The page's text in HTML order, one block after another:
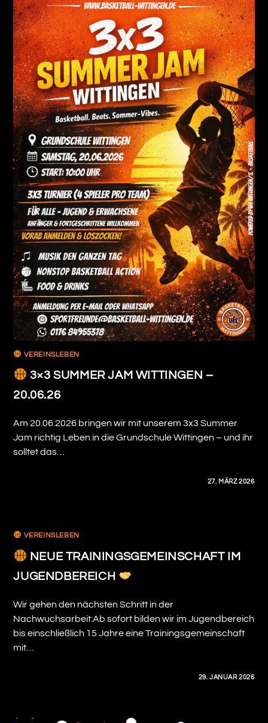
VEREINSLEBEN
3×3 SUMMER JAM WITTINGEN –
20.06.26
Am 20.06.2026 bringen wir mit unserem 3x3 Summer
Jam richtig Leben in die Grundschule Wittingen – und ihr
solltet das…
27. MÄRZ 2026
VEREINSLEBEN
NEUE TRAININGSGEMEINSCHAFT IM
JUGENDBEREICH
Wir gehen den nächsten Schritt in der
Nachwuchsarbeit:Ab sofort bilden wir im Jugendbereich
bis einschließlich 15 Jahre eine Trainingsgemeinschaft
mit…
29. JANUAR 2026